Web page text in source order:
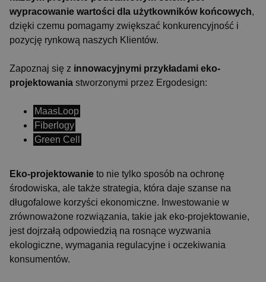
wypracowanie wartości dla użytkowników końcowych,
dzięki czemu pomagamy zwiększać konkurencyjność i
pozycję rynkową naszych Klientów.
Zapoznaj się z innowacyjnymi przykładami eko-
projektowania stworzonymi przez Ergodesign:
MaasLoop
Fiberlogy
Green Cell
Eko-projektowanie to nie tylko sposób na ochronę
środowiska, ale także strategia, która daje szanse na
długofalowe korzyści ekonomiczne. Inwestowanie w
zrównoważone rozwiązania, takie jak eko-projektowanie,
jest dojrzałą odpowiedzią na rosnące wyzwania
ekologiczne, wymagania regulacyjne i oczekiwania
konsumentów.
__cf_bm
Cloudflare Inc.
.vimeo.com